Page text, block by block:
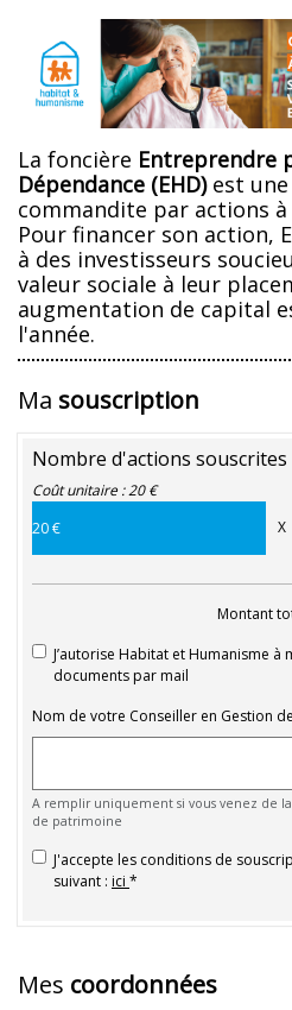
La foncière Entreprendre
Dépendance (EHD) est
commandite par actions
Pour financer son action,
à des investisseurs
valeur sociale à leur
augmentation de capital
l'année.
Ma souscription
Nombre d'actions souscrites
Coût unitaire : 20 €
20 €
X
Montant
J’autorise Habitat et Humanisme
documents par mail
Nom de votre Conseiller en Gestion
A remplir uniquement si vous venez de
de patrimoine
J'accepte les conditions de
suivant : ici
Mes coordonnées